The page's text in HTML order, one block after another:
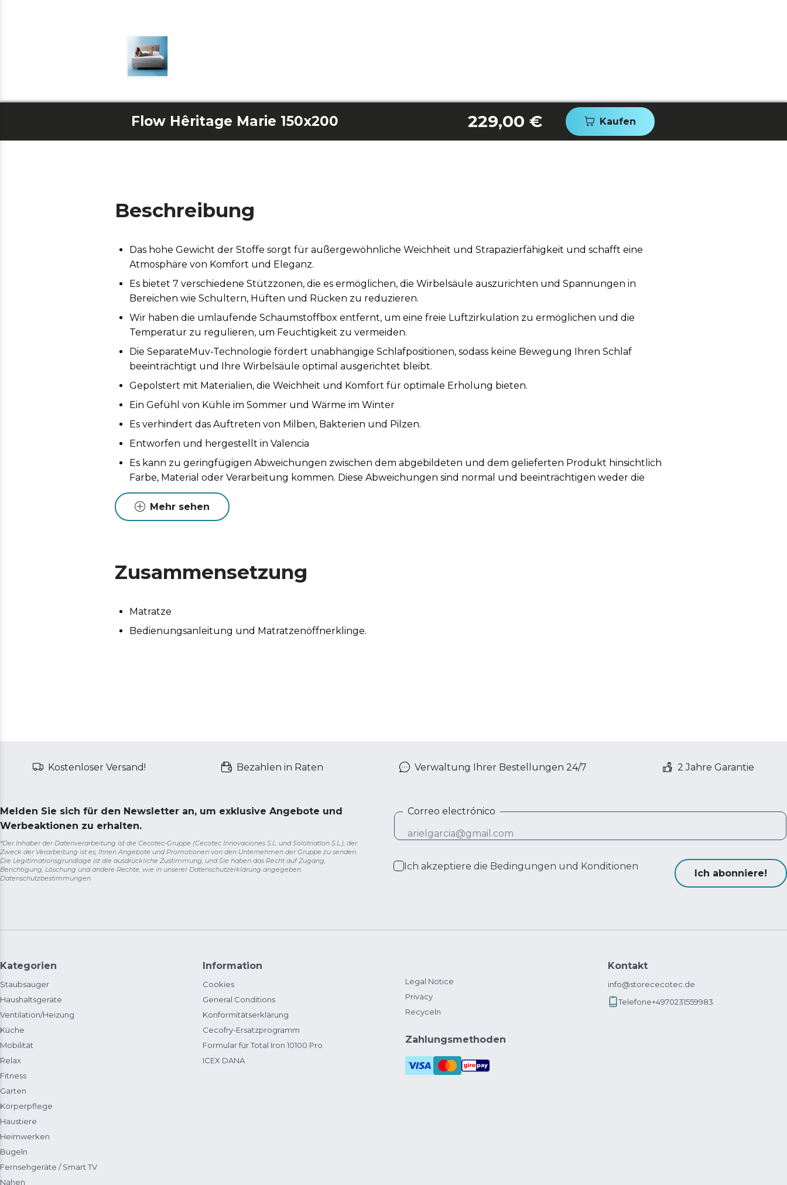
Flow Hêritage Marie 150x200 229,00 € Kaufen
Beschreibung
Das hohe Gewicht der Stoffe sorgt für außergewöhnliche Weichheit und Strapazierfähigkeit und schafft eine
Atmosphäre von Komfort und Eleganz.
Es bietet 7 verschiedene Stützzonen, die es ermöglichen, die Wirbelsäule auszurichten und Spannungen in
Bereichen wie Schultern, Hüften und Rücken zu reduzieren.
Wir haben die umlaufende Schaumstoffbox entfernt, um eine freie Luftzirkulation zu ermöglichen und die
Temperatur zu regulieren, um Feuchtigkeit zu vermeiden.
Die SeparateMuv-Technologie fördert unabhängige Schlafpositionen, sodass keine Bewegung Ihren Schlaf
beeinträchtigt und Ihre Wirbelsäule optimal ausgerichtet bleibt.
Gepolstert mit Materialien, die Weichheit und Komfort für optimale Erholung bieten.
Ein Gefühl von Kühle im Sommer und Wärme im Winter
Es verhindert das Auftreten von Milben, Bakterien und Pilzen.
Entworfen und hergestellt in Valencia
Es kann zu geringfügigen Abweichungen zwischen dem abgebildeten und dem gelieferten Produkt hinsichtlich
Farbe, Material oder Verarbeitung kommen. Diese Abweichungen sind normal und beeinträchtigen weder die
Qualität noch die Funktionalität des Artikels.
Mehr sehen
Zusammensetzung
Matratze
Bedienungsanleitung und Matratzenöffnerklinge.
Kostenloser Versand! Bezahlen in Raten Verwaltung Ihrer Bestellungen 24/7 2 Jahre Garantie
Melden Sie sich für den Newsletter an, um exklusive Angebote und
Werbeaktionen zu erhalten.
*Der Inhaber der Datenverarbeitung ist die Cecotec-Gruppe (Cecotec Innovaciones S.L. und Solotriatlon S.L.), der
Zweck der Verarbeitung ist es, Ihnen Angebote und Promotionen von den Unternehmen der Gruppe zu senden.
Die Legitimationsgrundlage ist die ausdrückliche Zustimmung, und Sie haben das Recht auf Zugang,
Berichtigung, Löschung und andere Rechte, wie in unserer Datenschutzerklärung angegeben.
Datenschutzbestimmungen
Correo electrónico
Ich akzeptiere die Bedingungen und Konditionen
Ich abonniere!
Kategorien
Staubsauger
Haushaltsgeräte
Ventilation/Heizung
Küche
Mobilität
Relax
Fitness
Garten
Körperpflege
Haustiere
Heimwerken
Bügeln
Fernsehgeräte / Smart TV
Nähen
Information
Cookies
General Conditions
Konformitätserklärung
Cecofry-Ersatzprogramm
Formular für Total Iron 10100 Pro
ICEX DANA
Legal Notice
Privacy
Recyceln
Zahlungsmethoden
Kontakt
info@storececotec.de
Telefone+4970231559983